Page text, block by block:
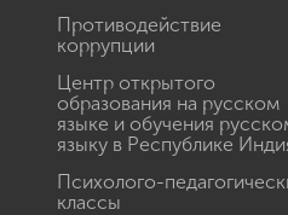
Противодействие
коррупции
Центр открытого
образования на русском
языке и обучения
языку в Республике
Психолого-
классы